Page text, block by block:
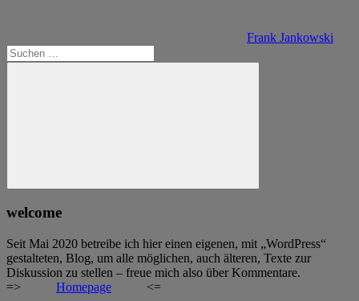
Frank Jankowski
Suchen
nach:
Suchen
welcome
Seit Mai 2020 betreibe ich hier einen eigenen, mit „WordPress“
gestalteten, Blog, um alle möglichen, auch älteren, Texte zur
Diskussion zu stellen – freue mich also über Kommentare.
=> Homepage <=